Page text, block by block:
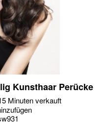
Kunsthaar Perücke
Minuten verkauft